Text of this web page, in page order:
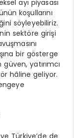
ayı piyasası
koşullarını
söyleyebiliriz.
sektöre girişi
bir gösterge
yatırımcı
hâline geliyor.